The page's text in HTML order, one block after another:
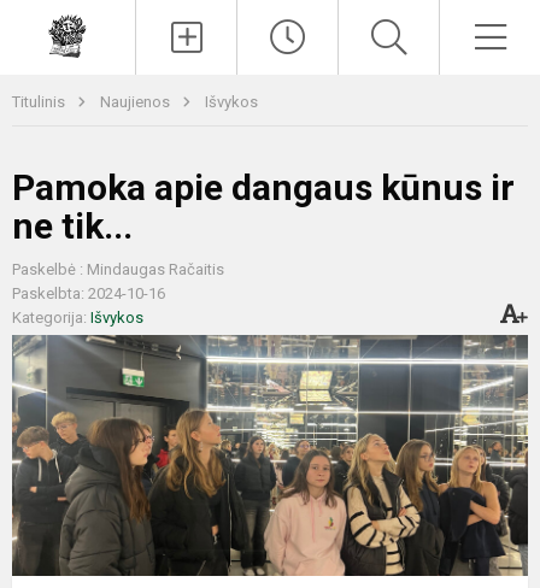
Titulinis Naujienos Išvykos
Pamoka apie dangaus kūnus ir
ne tik...
Paskelbė : Mindaugas Račaitis
Paskelbta: 2024-10-16
Kategorija: Išvykos